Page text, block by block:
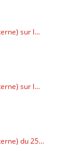
sur l...
sur l...
du 25...